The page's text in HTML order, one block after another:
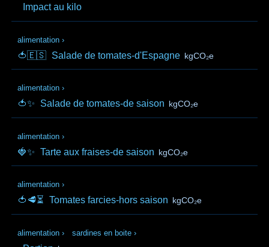
Impact au kilo
alimentation ›
🍅🇪🇸 Salade de tomates-d'Espagne kgCO₂e
alimentation ›
🍅✨ Salade de tomates-de saison kgCO₂e
alimentation ›
🍓✨ Tarte aux fraises-de saison kgCO₂e
alimentation ›
🍅🥩⏳ Tomates farcies-hors saison kgCO₂e
alimentation › sardines en boite ›